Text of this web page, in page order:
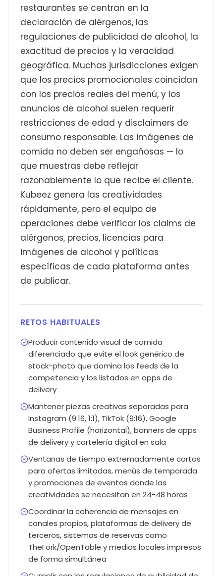
restaurantes se centran en la
declaración de alérgenos, las
regulaciones de publicidad de alcohol, la
exactitud de precios y la veracidad
geográfica. Muchas jurisdicciones exigen
que los precios promocionales coincidan
con los precios reales del menú, y los
anuncios de alcohol suelen requerir
restricciones de edad y disclaimers de
consumo responsable. Las imágenes de
comida no deben ser engañosas — lo
que muestras debe reflejar
razonablemente lo que recibe el cliente.
Kubeez genera las creatividades
rápidamente, pero el equipo de
operaciones debe verificar los claims de
alérgenos, precios, licencias para
imágenes de alcohol y políticas
específicas de cada plataforma antes
de publicar.
RETOS HABITUALES
Producir contenido visual de comida
diferenciado que evite el look genérico de
stock-photo que domina los feeds de la
competencia y los listados en apps de
delivery
Mantener piezas creativas separadas para
Instagram (9:16, 1:1), TikTok (9:16), Google
Business Profile (horizontal), banners de apps
de delivery y cartelería digital en sala
Ventanas de tiempo extremadamente cortas
para ofertas limitadas, menús de temporada
y promociones de eventos donde las
creatividades se necesitan en 24-48 horas
Coordinar la coherencia de mensajes en
canales propios, plataformas de delivery de
terceros, sistemas de reservas como
TheFork/OpenTable y medios locales impresos
de forma simultánea